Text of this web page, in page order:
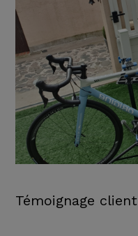
Témoignage client